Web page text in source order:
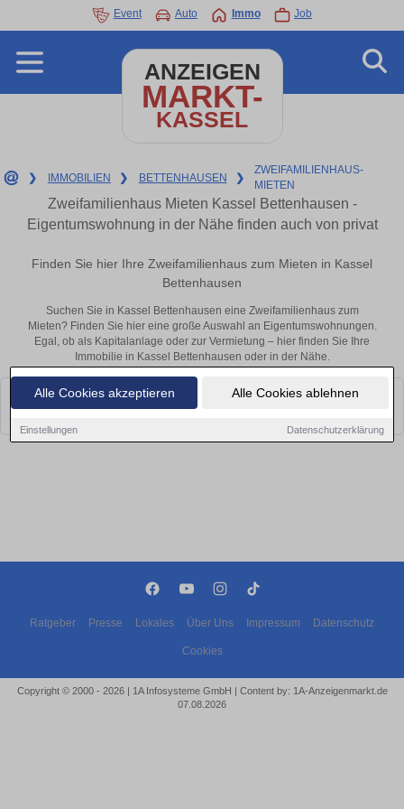
Alle Cookies akzeptieren Alle Cookies ablehnen
Einstellungen Datenschutzerklärung
Event Auto Immo Job
ANZEIGEN
MARKT-
KASSEL
❯ IMMOBILIEN ❯ BETTENHAUSEN ❯
ZWEIFAMILIENHAUS-
MIETEN
Zweifamilienhaus Mieten Kassel Bettenhausen -
Eigentumswohnung in der Nähe finden auch von privat
Finden Sie hier Ihre Zweifamilienhaus zum Mieten in Kassel
Bettenhausen
Suchen Sie in Kassel Bettenhausen eine Zweifamilienhaus zum
Mieten? Finden Sie hier eine große Auswahl an Eigentumswohnungen.
Egal, ob als Kapitalanlage oder zur Vermietung – hier finden Sie Ihre
Immobilie in Kassel Bettenhausen oder in der Nähe.
Leider konnten wir derzeit keine passenden Objekte finden. Schauen Sie
Ratgeber Presse Lokales Über Uns Impressum Datenschutz
Cookies
Copyright © 2000 - 2026 | 1A Infosysteme GmbH | Content by: 1A-Anzeigenmarkt.de
07.08.2026